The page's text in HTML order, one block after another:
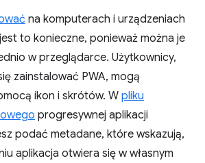
na komputerach i urządzeniach
to konieczne, ponieważ można je
w przeglądarce. Użytkownicy,
zainstalować PWA, mogą
ikon i skrótów. W pliku
progresywnej aplikacji
podać metadane, które wskazują,
aplikacja otwiera się w własnym